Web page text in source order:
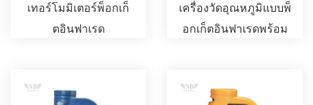
เทอร์โมมิเตอร์พ็อกเก็
ตอินฟาเรด
เครื่องวัดอุณหภูมิแบบพ็
อกเก็ตอินฟาเรดพร้อม